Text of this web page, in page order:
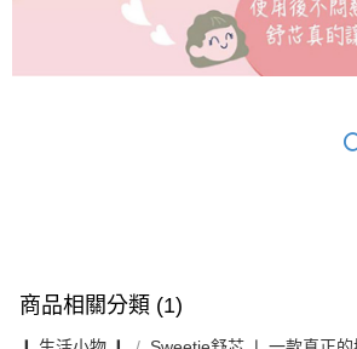
商品相關分類 (1)